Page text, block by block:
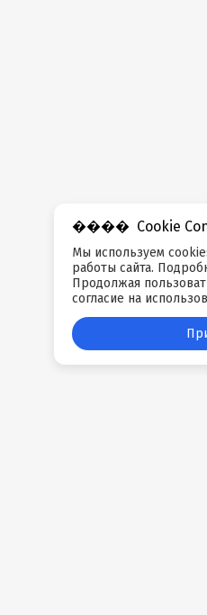
Cookie
Мы используем
работы сайта.
Продолжая
согласие на